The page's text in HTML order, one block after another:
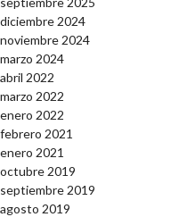
diciembre 2024
noviembre 2024
marzo 2024
abril 2022
marzo 2022
enero 2022
febrero 2021
enero 2021
octubre 2019
septiembre 2019
agosto 2019